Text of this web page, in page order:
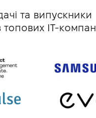
та випускники
IT-